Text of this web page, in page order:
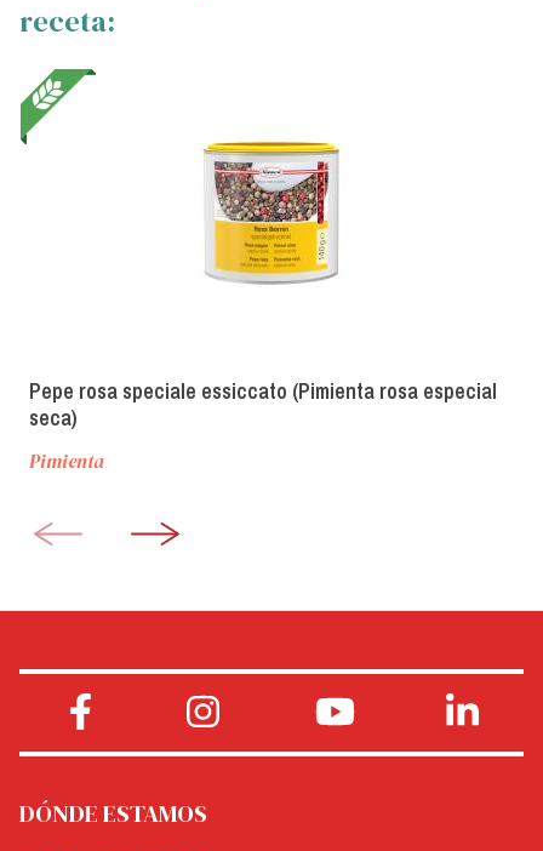
receta:
Pepe rosa speciale essiccato (Pimienta rosa especial
seca)
Pimienta
DÓNDE ESTAMOS